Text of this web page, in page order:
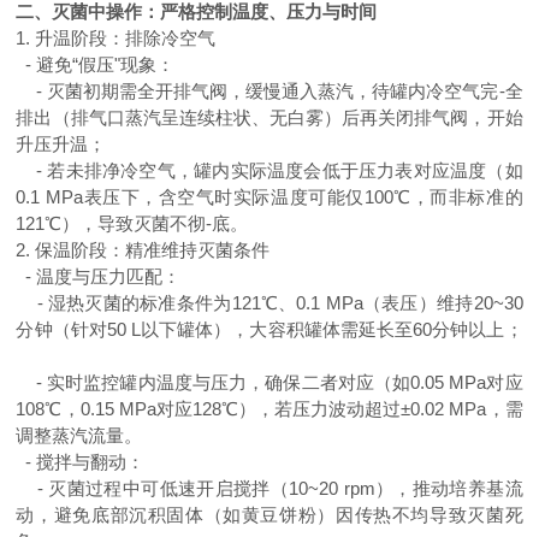
二、灭菌中操作：严格控制温度、压力与时间
1. 升温阶段：排除冷空气
-避免“假压"现象：
- 灭菌初期需全开排气阀，缓慢通入蒸汽，待罐内冷空气完-全
排出（排气口蒸汽呈连续柱状、无白雾）后再关闭排气阀，开始
升压升温；
- 若未排净冷空气，罐内实际温度会低于压力表对应温度（如
0.1 MPa表压下，含空气时实际温度可能仅 100℃，而非标准的
121℃），导致灭菌不彻-底。
2.保温阶段：精准维持灭菌条件
-温度与压力匹配：
- 湿热灭菌的标准条件为121℃、0.1 MPa（表压）维持20~30
分钟（针对50 L以下罐体），大容积罐体需延长至60分钟以上；
- 实时监控罐内温度与压力，确保二者对应（如0.05 MPa对应
108℃， 0.15 MPa对应128℃），若压力波动超过±0.02 MPa ，需
调整蒸汽流量。
-搅拌与翻动：
- 灭菌过程中可低速开启搅拌（10~20 rpm），推动培养基流
动，避免底部沉积固体（如黄豆饼粉）因传热不均导致灭菌死